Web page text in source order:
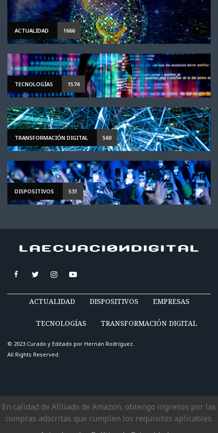
ACTUALIDAD 1666
TECNOLOGÍAS 1574
TRANSFORMACIÓN DIGITAL 560
DISPOSITIVOS 531
ACTUALIDAD DISPOSITIVOS EMPRESAS
TECNOLOGÍAS TRANSFORMACIÓN DIGITAL
© 2023 Curado y Editado por Hernán Rodríguez.
All Rights Reserved.
En calidad de Afiliado de Amazon, obtengo ingresos por las
compras adscritas que cumplen los requisitos aplicables.